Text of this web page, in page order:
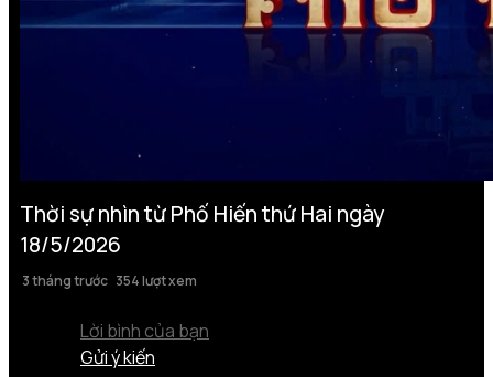
Thời sự nhìn từ Phố Hiến thứ Hai ngày
18/5/2026
3 tháng trước 354 lượt xem
Lời bình của bạn
Gửi ý kiến